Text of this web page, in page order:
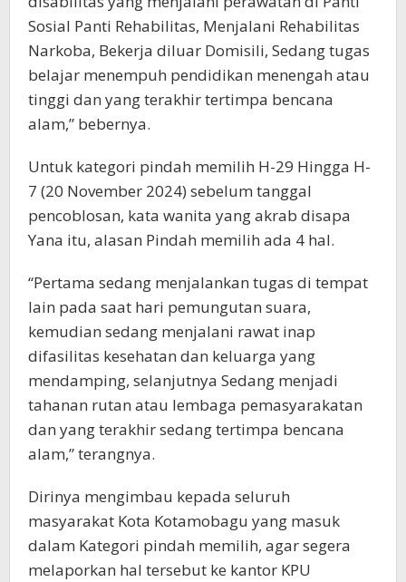
Sosial Panti Rehabilitas, Menjalani Rehabilitas
Narkoba, Bekerja diluar Domisili, Sedang tugas
belajar menempuh pendidikan menengah atau
tinggi dan yang terakhir tertimpa bencana
alam,” bebernya.
Untuk kategori pindah memilih H-29 Hingga H-
7 (20 November 2024) sebelum tanggal
pencoblosan, kata wanita yang akrab disapa
Yana itu, alasan Pindah memilih ada 4 hal.
“Pertama sedang menjalankan tugas di tempat
lain pada saat hari pemungutan suara,
kemudian sedang menjalani rawat inap
difasilitas kesehatan dan keluarga yang
mendamping, selanjutnya Sedang menjadi
tahanan rutan atau lembaga pemasyarakatan
dan yang terakhir sedang tertimpa bencana
alam,” terangnya.
Dirinya mengimbau kepada seluruh
masyarakat Kota Kotamobagu yang masuk
dalam Kategori pindah memilih, agar segera
melaporkan hal tersebut ke kantor KPU